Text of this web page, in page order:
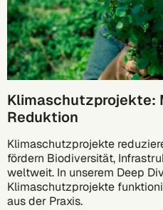
Klimaschutzprojekte:
Reduktion
Klimaschutzprojekte
fördern Biodiversität,
weltweit. In unserem Deep
Klimaschutzprojekte
aus der Praxis.